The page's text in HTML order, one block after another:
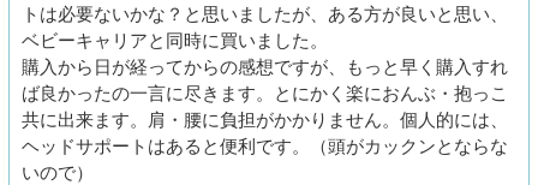
トは必要ないかな？と思いましたが、ある方が良いと思い、
ベビーキャリアと同時に買いました。
購入から日が経ってからの感想ですが、もっと早く購入すれ
ば良かったの一言に尽きます。とにかく楽におんぶ・抱っこ
共に出来ます。肩・腰に負担がかかりません。個人的には、
ヘッドサポートはあると便利です。（頭がカックンとならな
いので）